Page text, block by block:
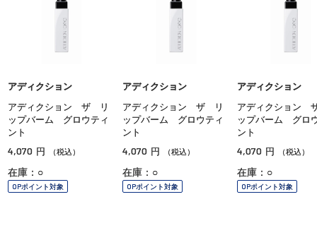
アディクション
アディクション ザ リ
ップバーム グロウティ
ント
4,070 円 （税込）
在庫：○
OPポイント対象
アディクション
アディクション ザ リ
ップバーム グロウティ
ント
4,070 円 （税込）
在庫：○
OPポイント対象
アディクション
アディクション
ップバーム グロ
ント
4,070 円 （税込）
在庫：○
OPポイント対象